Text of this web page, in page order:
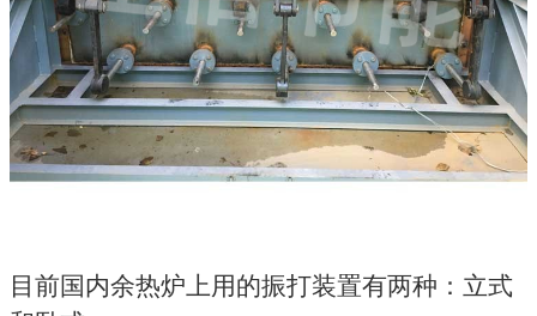
目前国内余热炉上用的振打装置有两种：立式